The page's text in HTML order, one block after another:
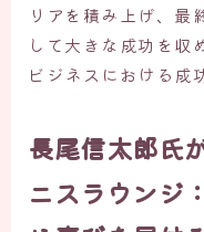
リアを積み上げ、最
して大きな成功を収
ビジネスにおける成
長尾信太郎氏
ニスラウンジ